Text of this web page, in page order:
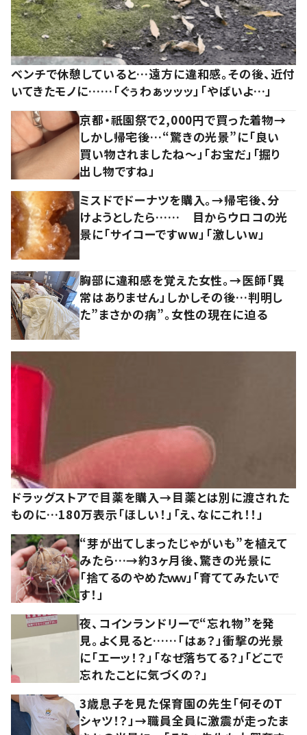
ベンチで休憩していると…遠方に違和感。その後、近付
いてきたモノに……「ぐぅわぁッッッ」「やばいよ…」
京都・祇園祭で2,000円で買った着物→
しかし帰宅後…“驚きの光景”に「良い
買い物されましたね～」「お宝だ」「掘り
出し物ですね」
ミスドでドーナツを購入。→帰宅後、分
けようとしたら…… 目からウロコの光
景に「サイコーですww」「激しいw」
胸部に違和感を覚えた女性。→医師「異
常はありません」しかしその後…判明し
た”まさかの病”。女性の現在に迫る
ドラッグストアで目薬を購入→目薬とは別に渡された
ものに…180万表示「ほしい！」「え、なにこれ！！」
“芽が出てしまったじゃがいも”を植えて
みたら…→約3ヶ月後、驚きの光景に
「捨てるのやめたｗｗ」「育ててみたいで
す！」
夜、コインランドリーで“忘れ物”を発
見。よく見ると……「はぁ？」衝撃の光景
に「エーッ！？」「なぜ落ちてる？」「どこで
忘れたことに気づくの？」
3歳息子を見た保育園の先生「何そのT
シャツ！？」→職員全員に激震が走ったま